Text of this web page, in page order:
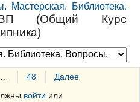
Мастерская. Библиотека.
(Общий Курс
48
Далее
войти или